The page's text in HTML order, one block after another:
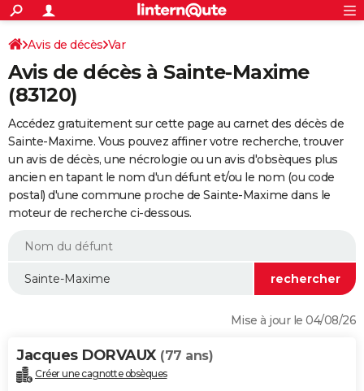
ACTUALITÉS
Politique
Société
Faits Divers
Education
Monde
Villes
+
SPORT
Coupe du monde 2026
Football
Tennis
Cyclisme
Rugby
Forum
FINANCE
Retraite
Impôts
Epargne
Immobilier
Risques naturels par ville
Banque
Assurance
Crédit
Essais
Réserver un essai
Citadines
Berlines
SUV
Forum auto
+
HIGH-TECH
Mobiles
Meilleur smartphone
Internet
Ordinateurs
Jeux vidéo
Guide high-tech
+BRICOLAGE
Forum
Aménagement intérieur
Extérieur
Cuisine
Salle de bains
Jardinage
Rangement
WEEK-END
Guides de France
Escapades
Patrimoine
Expositions
Musées
Week-end nature
LIFESTYLE
Alimentation
Guide de la santé
Maladies
Médicaments
Sommeil
VOYAGE
Destinations
City break
Voyage nature
Voyage de noces
Forum
Climat
+PHOTO
Avis de décès Var
Avis de décès à Sainte-Maxime
(83120)
Accédez gratuitement sur cette page au carnet des décès de
Sainte-Maxime. Vous pouvez affiner votre recherche, trouver
un avis de décès, une nécrologie ou un avis d'obsèques plus
ancien en tapant le nom d'un défunt et/ou le nom (ou code
postal) d'une commune proche de Sainte-Maxime dans le
moteur de recherche ci-dessous.
Mise à jour le 04/08/26
Jacques DORVAUX (77 ans)
Créer une cagnotte obsèques